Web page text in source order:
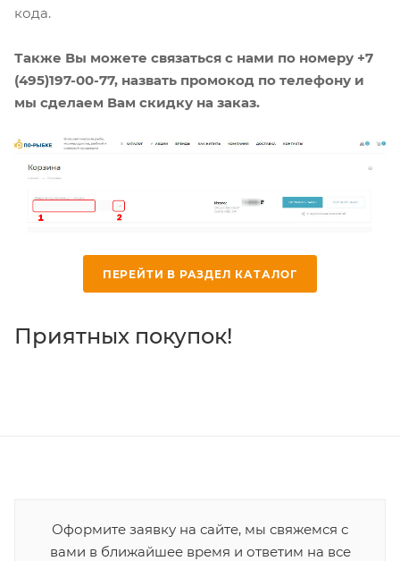
кода.
Также Вы можете связаться с нами по номеру +7
(495)197-00-77, назвать промокод по телефону и
мы сделаем Вам скидку на заказ.
ПЕРЕЙТИ В РАЗДЕЛ КАТАЛОГ
Приятных покупок!
Оформите заявку на сайте, мы свяжемся с
вами в ближайшее время и ответим на все